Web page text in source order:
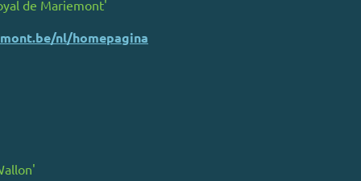
de Mariemont'
nl/homepagina